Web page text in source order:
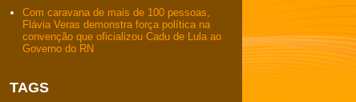
Com caravana de mais de 100 pessoas,
Flávia Veras demonstra força política na
convenção que oficializou Cadu de Lula ao
Governo do RN
TAGS